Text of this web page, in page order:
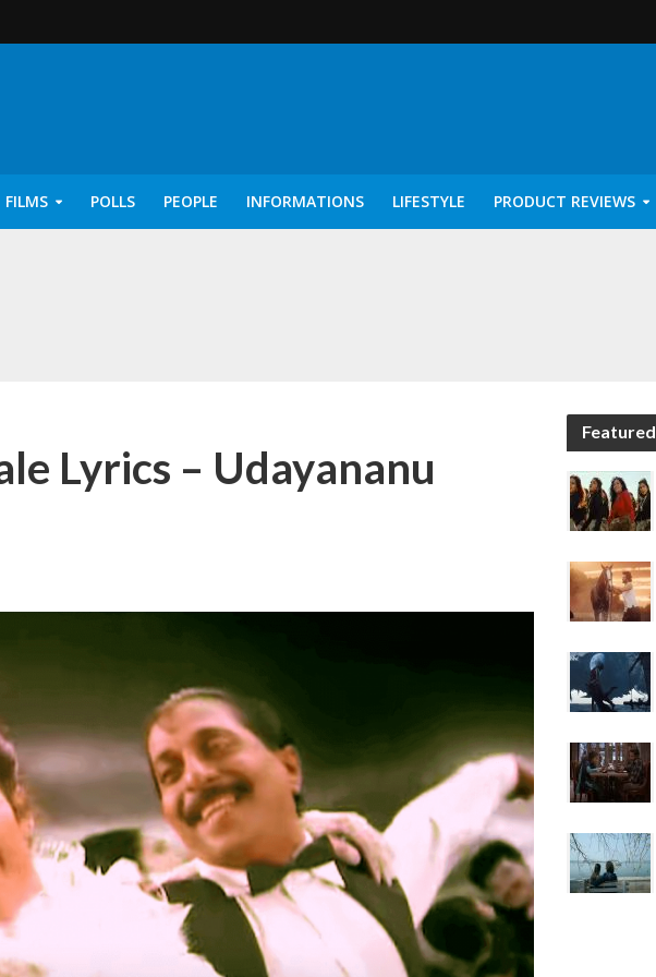
POLLS PEOPLE INFORMATIONS LIFESTYLE PRODUCT REVIEWS
Selvan: I [2022]
Lyrics – Udayananu
Featured